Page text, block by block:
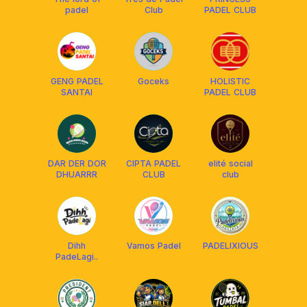
padel
Club
PADEL CLUB
GENG PADEL
SANTAI
Goceks
HOLISTIC
PADEL CLUB
DAR DER DOR
DHUARRR
CIPTA PADEL
CLUB
elité social
club
Dihh
PadeLagi..
Vamos Padel PADELIXIOUS